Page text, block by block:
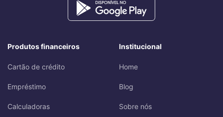
Produtos financeiros
Cartão de crédito
Empréstimo
Calculadoras
Institucional
Home
Blog
Sobre nós